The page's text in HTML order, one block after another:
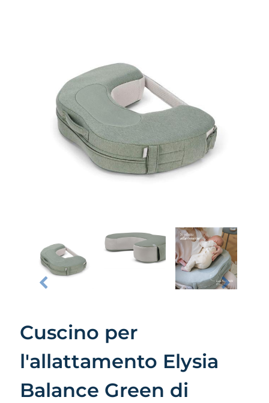
Cuscino per
l'allattamento Elysia
Balance Green di